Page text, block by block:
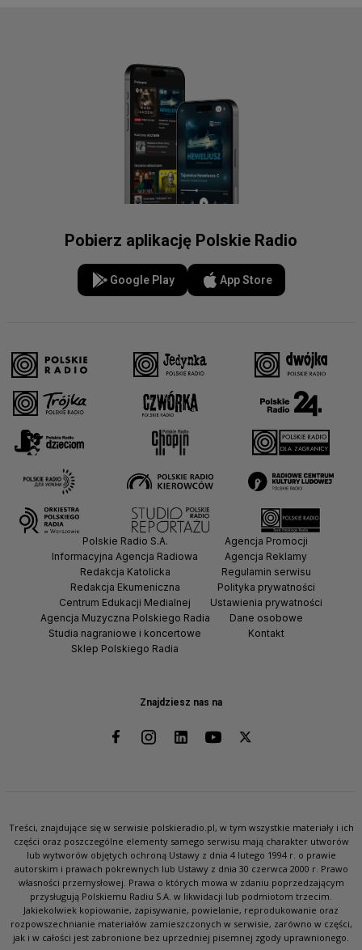
Pobierz aplikację Polskie Radio
Google Play App Store
Znajdziesz nas na
Polskie Radio S.A.
Informacyjna Agencja Radiowa
Redakcja Katolicka
Redakcja Ekumeniczna
Centrum Edukacji Medialnej
Agencja Muzyczna Polskiego Radia
Studia nagraniowe i koncertowe
Sklep Polskiego Radia
Agencja Promocji
Agencja Reklamy
Regulamin serwisu
Polityka prywatności
Ustawienia prywatności
Dane osobowe
Kontakt
Treści, znajdujące się w serwisie polskieradio.pl, w tym wszystkie materiały i ich
części oraz poszczególne elementy samego serwisu mają charakter utworów
lub wytworów objętych ochroną Ustawy z dnia 4 lutego 1994 r. o prawie
autorskim i prawach pokrewnych lub Ustawy z dnia 30 czerwca 2000 r. Prawo
własności przemysłowej. Prawa o których mowa w zdaniu poprzedzającym
przysługują Polskiemu Radiu S.A. w likwidacji lub podmiotom trzecim.
Jakiekolwiek kopiowanie, zapisywanie, powielanie, reprodukowanie oraz
rozpowszechnianie materiałów zamieszczonych w serwisie, zarówno w części,
jak i w całości jest zabronione bez uprzedniej pisemnej zgody uprawnionego.